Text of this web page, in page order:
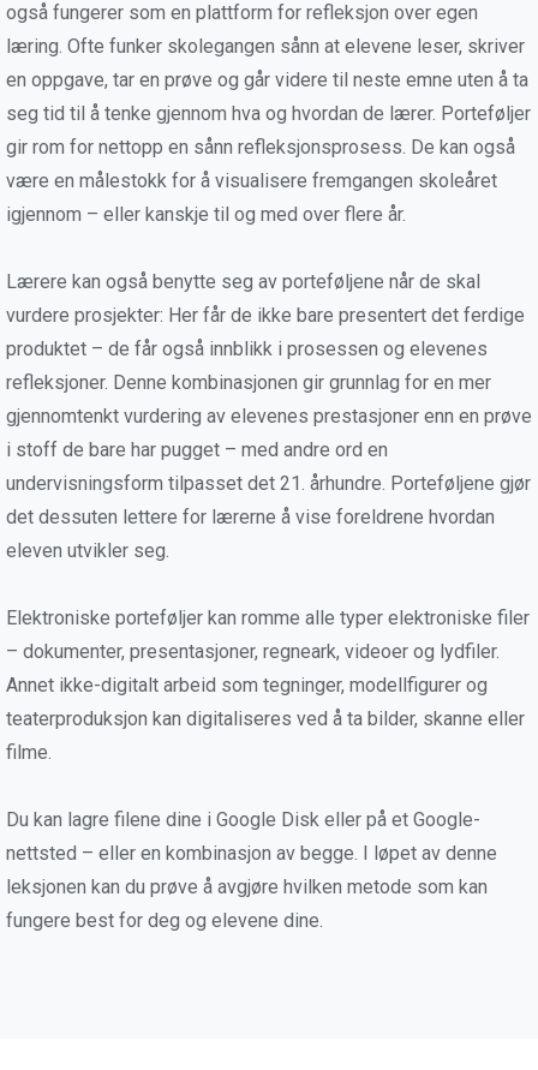
også fungerer som en plattform for refleksjon over egen
læring. Ofte funker skolegangen sånn at elevene leser, skriver
en oppgave, tar en prøve og går videre til neste emne uten å ta
seg tid til å tenke gjennom hva og hvordan de lærer. Porteføljer
gir rom for nettopp en sånn refleksjonsprosess. De kan også
være en målestokk for å visualisere fremgangen skoleåret
igjennom – eller kanskje til og med over flere år.
Lærere kan også benytte seg av porteføljene når de skal
vurdere prosjekter: Her får de ikke bare presentert det ferdige
produktet – de får også innblikk i prosessen og elevenes
refleksjoner. Denne kombinasjonen gir grunnlag for en mer
gjennomtenkt vurdering av elevenes prestasjoner enn en prøve
i stoff de bare har pugget – med andre ord en
undervisningsform tilpasset det 21. århundre. Porteføljene gjør
det dessuten lettere for lærerne å vise foreldrene hvordan
eleven utvikler seg.
Elektroniske porteføljer kan romme alle typer elektroniske filer
– dokumenter, presentasjoner, regneark, videoer og lydfiler.
Annet ikke-digitalt arbeid som tegninger, modellfigurer og
teaterproduksjon kan digitaliseres ved å ta bilder, skanne eller
filme.
Du kan lagre filene dine i Google Disk eller på et Google-
nettsted – eller en kombinasjon av begge. I løpet av denne
leksjonen kan du prøve å avgjøre hvilken metode som kan
fungere best for deg og elevene dine.